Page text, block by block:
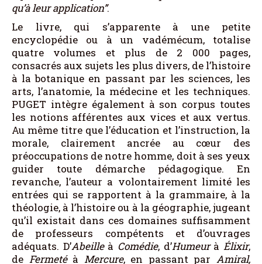
qu’à leur application”.
Le livre, qui s’apparente à une petite
encyclopédie ou à un vadémécum, totalise
quatre volumes et plus de 2 000 pages,
consacrés aux sujets les plus divers, de l’histoire
à la botanique en passant par les sciences, les
arts, l’anatomie, la médecine et les techniques.
PUGET intègre également à son corpus toutes
les notions afférentes aux vices et aux vertus.
Au même titre que l’éducation et l’instruction, la
morale, clairement ancrée au cœur des
préoccupations de notre homme, doit à ses yeux
guider toute démarche pédagogique. En
revanche, l’auteur a volontairement limité les
entrées qui se rapportent à la grammaire, à la
théologie, à l’histoire ou à la géographie, jugeant
qu’il existait dans ces domaines suffisamment
de professeurs compétents et d’ouvrages
adéquats. D’Abeilleà Comédie, d’HumeuràÉlixir,
de Fermetéà Mercure, en passant parAmiral,